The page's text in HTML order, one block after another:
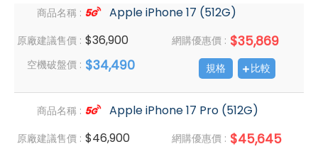
商品名稱 : Apple iPhone 17 (512G)
原廠建議售價 : $36,900 網購優惠價 : $35,869
空機破盤價 : $34,490 規格 比較
商品名稱 : Apple iPhone 17 Pro (512G)
原廠建議售價 : $46,900 網購優惠價 : $45,645